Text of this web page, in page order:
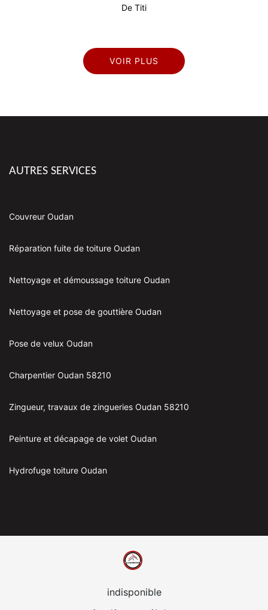
De Titi
VOIR PLUS
AUTRES SERVICES
Couvreur Oudan
Réparation fuite de toiture Oudan
Nettoyage et démoussage toiture Oudan
Nettoyage et pose de gouttière Oudan
Pose de velux Oudan
Charpentier Oudan 58210
Zingueur, travaux de zingueries Oudan 58210
Peinture et décapage de volet Oudan
Hydrofuge toiture Oudan
indisponible